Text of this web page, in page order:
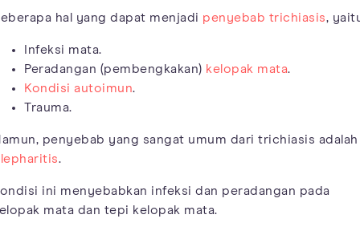
hal yang dapat menjadi penyebab trichiasis,
Infeksi mata.
Peradangan (pembengkakan) kelopak mata.
Kondisi autoimun.
Trauma.
penyebab yang sangat umum dari trichiasis adalah
.
ini menyebabkan infeksi dan peradangan pada
mata dan tepi kelopak mata.